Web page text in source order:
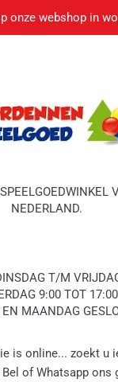
onze webshop in
NEDERLAND.
T/M
9:00 TOT 17:00
MAANDAG
is online... zoekt u
of Whatsapp ons